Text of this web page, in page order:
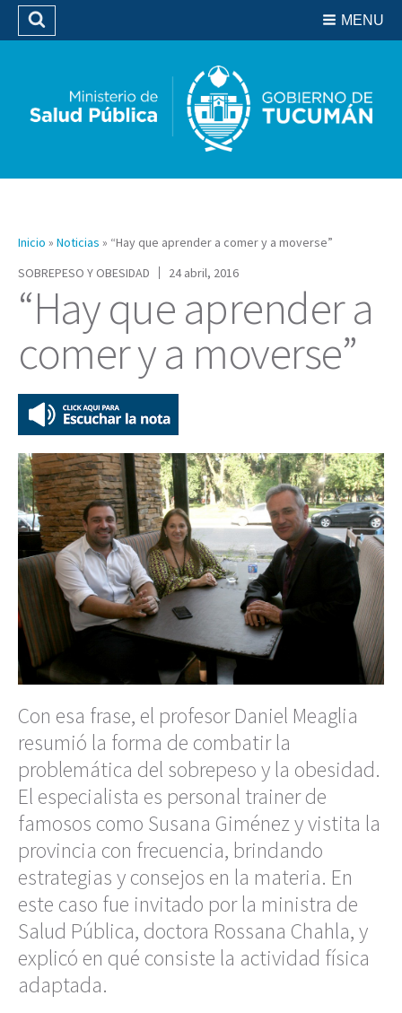
Biblioteca
MENU
Buscar
Inicio » Noticias » “Hay que aprender a comer y a moverse”
SOBREPESO Y OBESIDAD
24 abril, 2016
“Hay que aprender a
comer y a moverse”
Con esa frase, el profesor Daniel Meaglia
resumió la forma de combatir la
problemática del sobrepeso y la obesidad.
El especialista es personal trainer de
famosos como Susana Giménez y vistita la
provincia con frecuencia, brindando
estrategias y consejos en la materia. En
este caso fue invitado por la ministra de
Salud Pública, doctora Rossana Chahla, y
explicó en qué consiste la actividad física
adaptada.